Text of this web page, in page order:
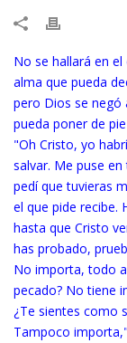
No se hallará en
alma que pueda
pero Dios se negó
pueda poner de
"Oh Cristo, yo
salvar. Me puse
pedí que tuvieras
el que pide recibe.
hasta que Cristo
has probado,
No importa, todo
pecado? No tiene
¿Te sientes como
Tampoco